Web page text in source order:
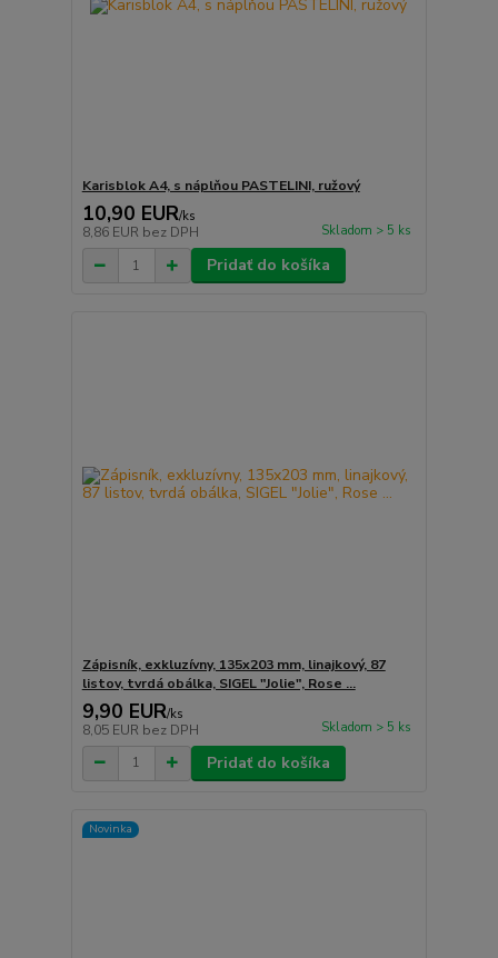
Karisblok A4, s náplňou PASTELINI, ružový
10,90 EUR/ks
8,86 EUR bez DPH Skladom > 5 ks
Pridať do košíka
Zápisník, exkluzívny, 135x203 mm, linajkový, 87
listov, tvrdá obálka, SIGEL "Jolie", Rose ...
9,90 EUR/ks
8,05 EUR bez DPH Skladom > 5 ks
Pridať do košíka
Novinka